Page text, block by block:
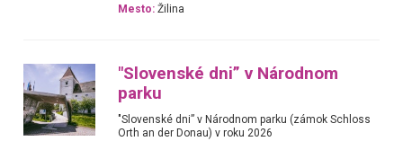
Mesto: Žilina
"Slovenské dni” v Národnom
parku
"Slovenské dni” v Národnom parku (zámok Schloss
Orth an der Donau) v roku 2026